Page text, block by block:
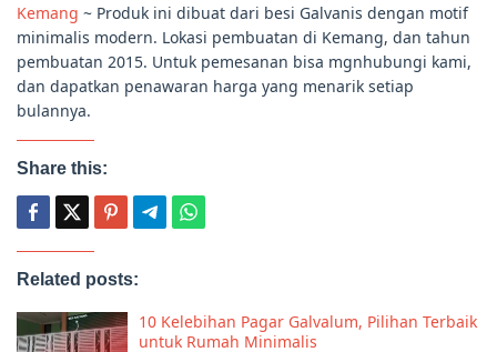
Kemang ~ Produk ini dibuat dari besi Galvanis dengan motif
minimalis modern. Lokasi pembuatan di Kemang, dan tahun
pembuatan 2015. Untuk pemesanan bisa mgnhubungi kami,
dan dapatkan penawaran harga yang menarik setiap
bulannya.
Share this:
Related posts:
10 Kelebihan Pagar Galvalum, Pilihan Terbaik
untuk Rumah Minimalis